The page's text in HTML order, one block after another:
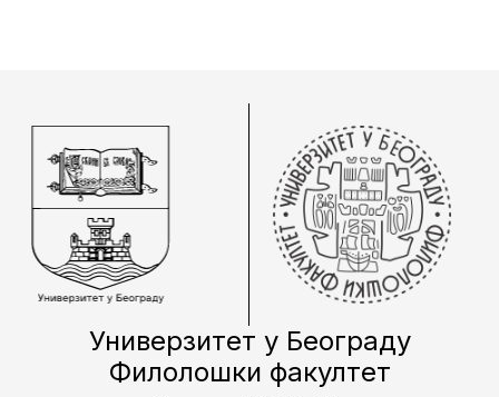
Универзитет у Београду
Филолошки факултет